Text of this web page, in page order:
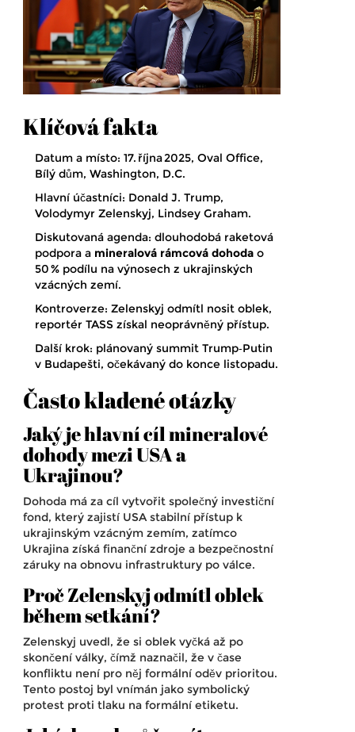
Klíčová fakta
Datum a místo: 17. října 2025, Oval Office,
Bílý dům, Washington, D.C.
Hlavní účastníci: Donald J. Trump,
Volodymyr Zelenskyj, Lindsey Graham.
Diskutovaná agenda: dlouhodobá raketová
podpora a mineralová rámcová dohoda o
50 % podílu na výnosech z ukrajinských
vzácných zemí.
Kontroverze: Zelenskyj odmítl nosit oblek,
reportér TASS získal neoprávněný přístup.
Další krok: plánovaný summit Trump‑Putin
v Budapešti, očekávaný do konce listopadu.
Často kladené otázky
Jaký je hlavní cíl mineralové
dohody mezi USA a
Ukrajinou?
Dohoda má za cíl vytvořit společný investiční
fond, který zajistí USA stabilní přístup k
ukrajinským vzácným zemím, zatímco
Ukrajina získá finanční zdroje a bezpečnostní
záruky na obnovu infrastruktury po válce.
Proč Zelenskyj odmítl oblek
během setkání?
Zelenskyj uvedl, že si oblek vyčká až po
skončení války, čímž naznačil, že v čase
konfliktu není pro něj formální oděv prioritou.
Tento postoj byl vnímán jako symbolický
protest proti tlaku na formální etiketu.